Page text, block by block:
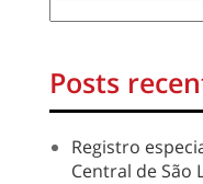
Posts
Registro
Central de São